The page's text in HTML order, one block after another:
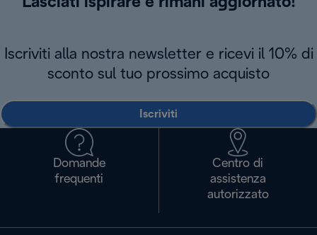
Iscriviti alla nostra newsletter e ricevi il 10% di
sconto sul tuo prossimo acquisto
Iscriviti
Domande
frequenti
Centro di
assistenza
autorizzato